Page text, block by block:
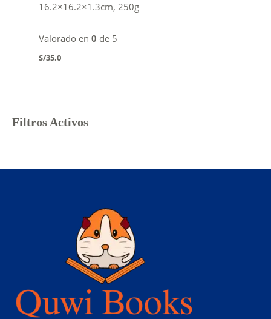
Filtros Activos
16.2×16.2×1.3cm, 250g
Valorado en 0 de 5
S/35.0